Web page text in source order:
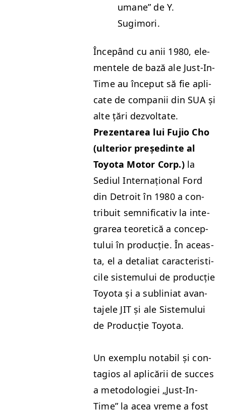
umane” de Y.
Sugimori.
Începând cu anii 1980, ele­
mentele de bază ale Just-In-
Time au început să fie apli­
cate de com­panii din SUA și
alte țări dez­voltate.
Prezentarea lui Fujio Cho
(ulte­ri­or președ­inte al
Toy­ota Motor Corp.)la
Sedi­ul Inter­națion­al Ford
din Detroit în 1980 a con­
tribuit sem­ni­fica­tiv la inte­
grarea teo­ret­ică a con­cep­
tu­lui în pro­ducție. În aceas­
ta, el a detal­i­at car­ac­ter­is­ti­
cile sis­temu­lui de pro­ducție
Toy­ota și a sub­lini­at avan­
ta­jele JIT și ale Sis­temu­lui
de Pro­ducție Toyota.
Un exem­plu nota­bil și con­
ta­gios al aplicării de suc­ces
a metodolo­giei „Just-In-
Time” la acea vreme a fost